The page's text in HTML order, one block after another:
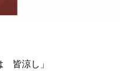
皆涼し」